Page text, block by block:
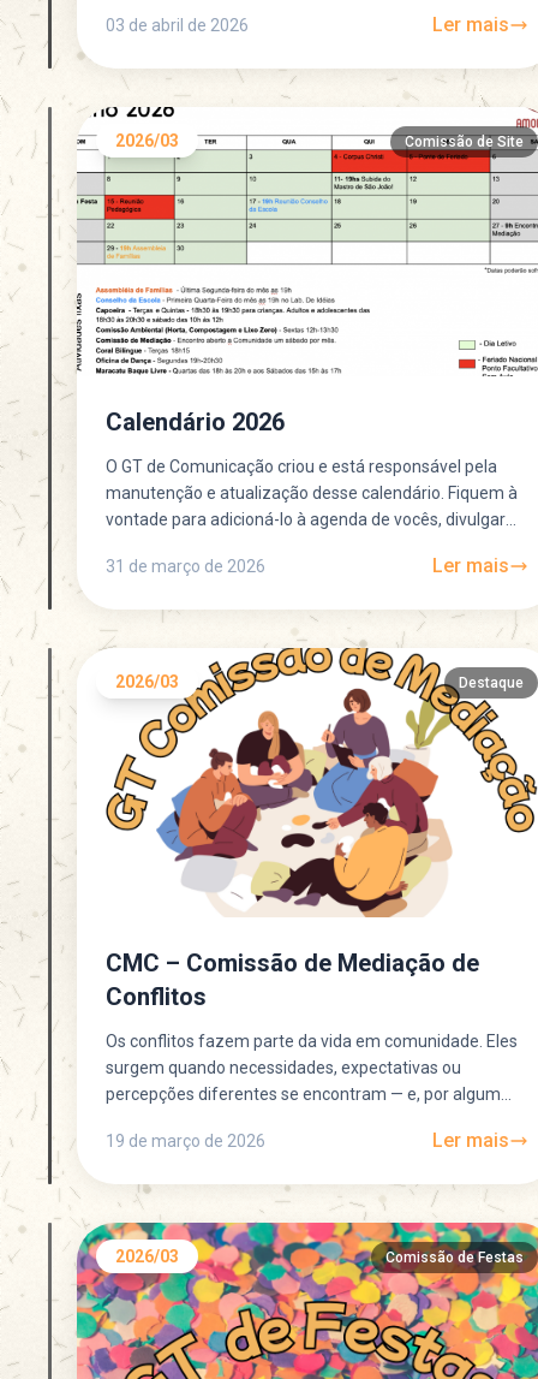
e...
03 de abril de 2026 Ler mais
2026/03 Comissão de Site
Calendário 2026
O GT de Comunicação criou e está responsável pela
manutenção e atualização desse calendário. Fiquem à
vontade para adicioná-lo à agenda de vocês, divulgar
31 de março de 2026
Ler mais
2026/03 Destaque
CMC – Comissão de Mediação de
Conflitos
Os conflitos fazem parte da vida em comunidade. Eles
surgem quando necessidades, expectativas ou
percepções diferentes se encontram — e, por algum
19 de março de 2026
Ler mais
2026/03 Comissão de Festas